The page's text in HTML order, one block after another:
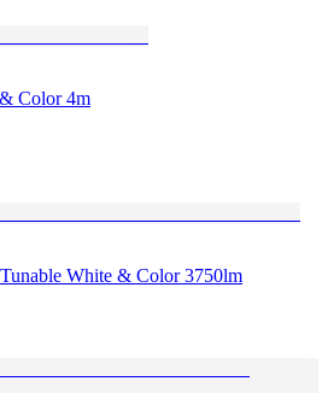
Color 4m
White & Color 3750lm